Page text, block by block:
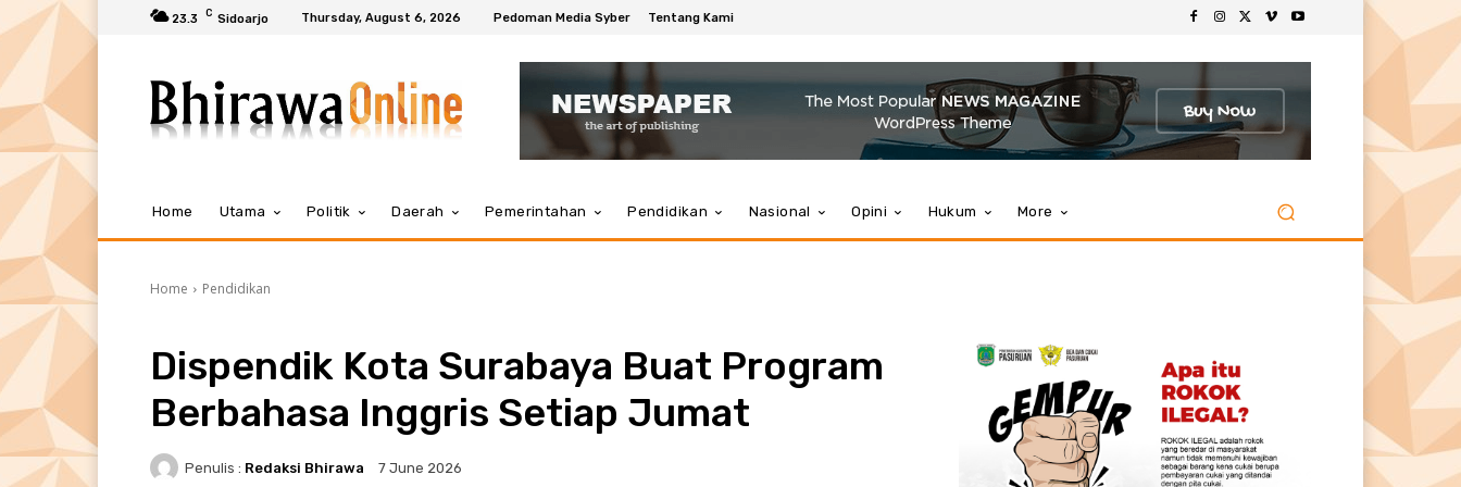
23.3 C Sidoarjo Thursday, August 6, 2026 Pedoman Media Syber Tentang Kami
Home Utama Politik Daerah Pemerintahan Pendidikan Nasional Opini Hukum More
Home Pendidikan
Dispendik Kota Surabaya Buat Program
Berbahasa Inggris Setiap Jumat
Penulis : Redaksi Bhirawa 7 June 2026